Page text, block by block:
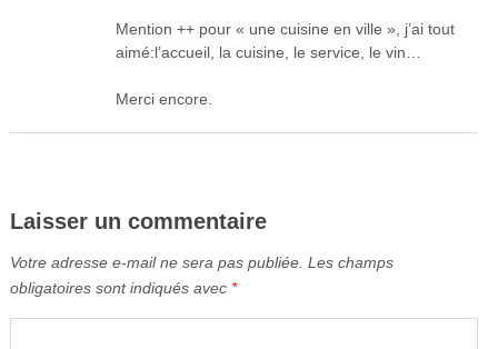
Mention ++ pour « une cuisine en ville », j’ai tout
aimé:l’accueil, la cuisine, le service, le vin…
Merci encore.
Laisser un commentaire
Votre adresse e-mail ne sera pas publiée. Les champs
obligatoires sont indiqués avec *